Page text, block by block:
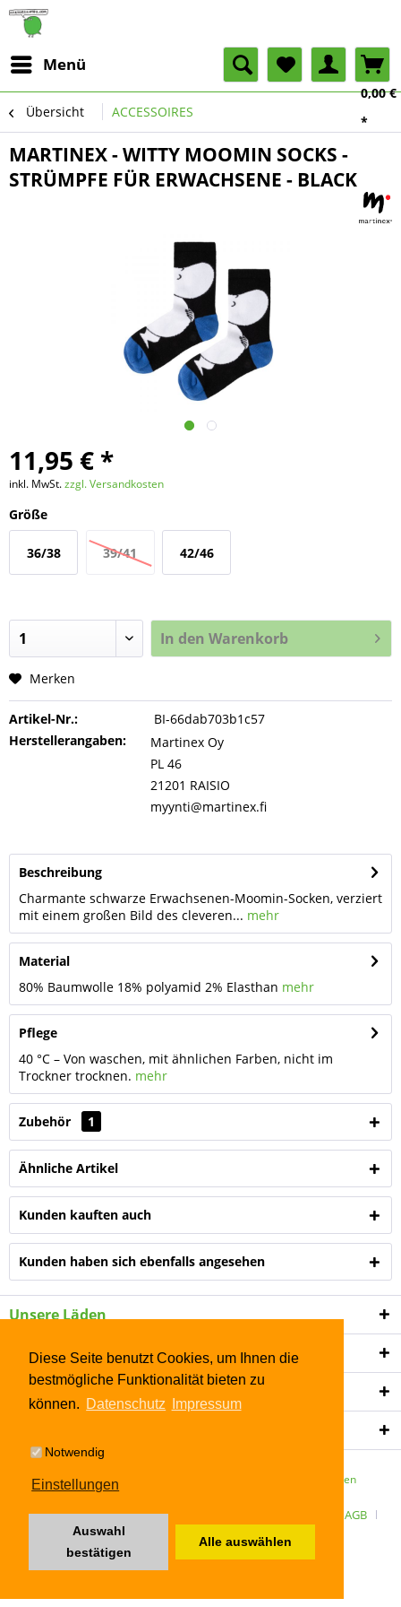
Diese Seite benutzt Cookies, um Ihnen die
bestmögliche Funktionalität bieten zu
können. Datenschutz Impressum
Notwendig
Einstellungen
Auswahl
bestätigen
Alle auswählen
Menü
0,00 €
*
Übersicht ACCESSOIRES
MARTINEX - WITTY MOOMIN SOCKS -
STRÜMPFE FÜR ERWACHSENE - BLACK
11,95 € *
inkl. MwSt.zzgl. Versandkosten
Größe
36/38 39/41 42/46
In den Warenkorb
Merken
Artikel-Nr.:
BI-66dab703b1c57
Herstellerangaben:
Martinex Oy
PL 46
21201 RAISIO
myynti@martinex.fi
Beschreibung
Charmante schwarze Erwachsenen-Moomin-Socken, verziert
mit einem großen Bild des cleveren... mehr
Material
80% Baumwolle 18% polyamid 2% Elasthan mehr
Pflege
40 °C – Von waschen, mit ähnlichen Farben, nicht im
Trockner trocknen. mehr
Zubehör 1
Ähnliche Artikel
Kunden kauften auch
Kunden haben sich ebenfalls angesehen
Unsere Läden
Shop Service
Informationen
* Alle Preise inkl. gesetzl. Mehrwertsteuer zzgl. Versandkosten
ÜBER UNS Kontakt Datenschutz
AGB
Impressum